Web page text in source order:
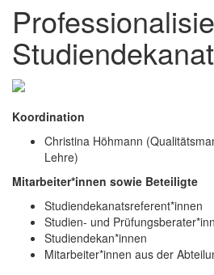
Koordination
Christina Höhmann
Lehre)
Mitarbeiter*innen sowie Beteiligte
Studiendekanatsreferent*innen
Studien- und
Studiendekan*innen
Mitarbeiter*innen aus der